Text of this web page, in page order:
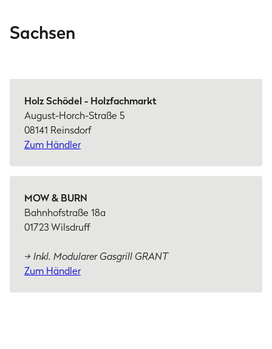
Sachsen
Holz Schödel - Holzfachmarkt
August-Horch-Straße 5
08141 Reinsdorf
Zum Händler
MOW & BURN
Bahnhofstraße 18a
01723 Wilsdruff
→ Inkl. Modularer Gasgrill GRANT
Zum Händler